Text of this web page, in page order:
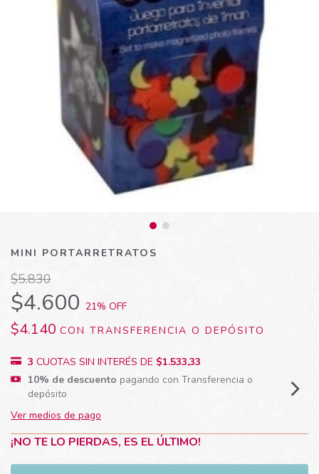
MINI PORTARRETRATOS
$5.830
$4.600 21% OFF
$4.140 CON TRANSFERENCIA O DEPÓSITO
3 CUOTAS SIN INTERÉS DE $1.533,33
10% de descuento pagando con Transferencia o
depósito
Ver medios de pago
¡NO TE LO PIERDAS, ES EL ÚLTIMO!